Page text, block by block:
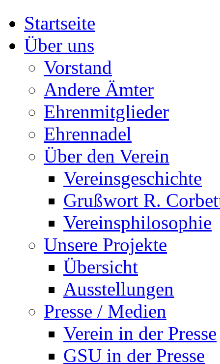
Startseite
Über uns
Vorstand
Andere Ämter
Ehrenmitglieder
Ehrennadel
Über den Verein
Vereinsgeschichte
Grußwort R.
Vereinsphilosophie
Unsere Projekte
Übersicht
Ausstellungen
Presse / Medien
Verein in der Presse
GSU in der Presse